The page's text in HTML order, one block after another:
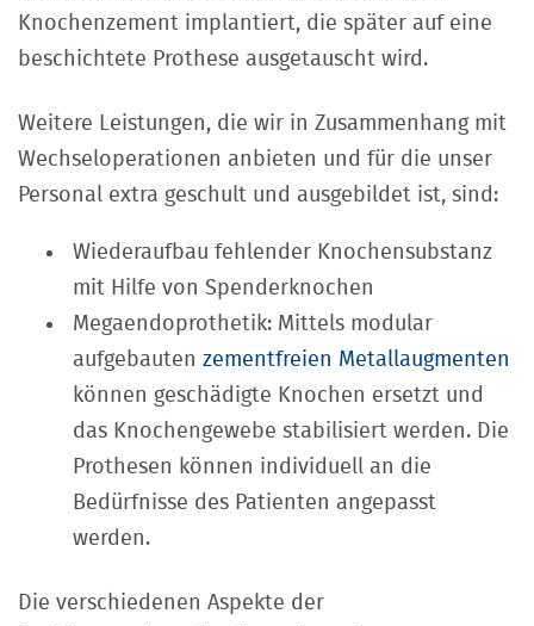
Knochenzement implantiert, die später auf eine
beschichtete Prothese ausgetauscht wird.
Weitere Leistungen, die wir in Zusammenhang mit
Wechseloperationen anbieten und für die unser
Personal extra geschult und ausgebildet ist, sind:
Wiederaufbau fehlender Knochensubstanz
mit Hilfe von Spenderknochen
Megaendoprothetik: Mittels modular
aufgebauten zementfreien Metallaugmenten
können geschädigte Knochen ersetzt und
das Knochengewebe stabilisiert werden. Die
Prothesen können individuell an die
Bedürfnisse des Patienten angepasst
werden.
Die verschiedenen Aspekte der